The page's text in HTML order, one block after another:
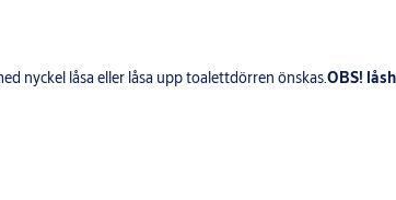
nyckel låsa eller låsa upp toalettdörren önskas.OBS!